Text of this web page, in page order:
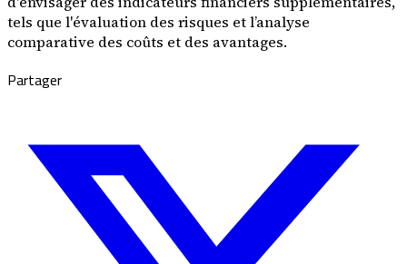
tels que l'évaluation des risques et l’analyse
comparative des coûts et des avantages.
Partager